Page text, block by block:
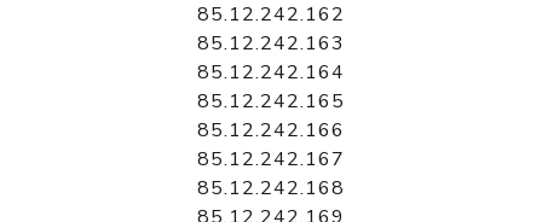
85.12.242.162
85.12.242.163
85.12.242.164
85.12.242.165
85.12.242.166
85.12.242.167
85.12.242.168